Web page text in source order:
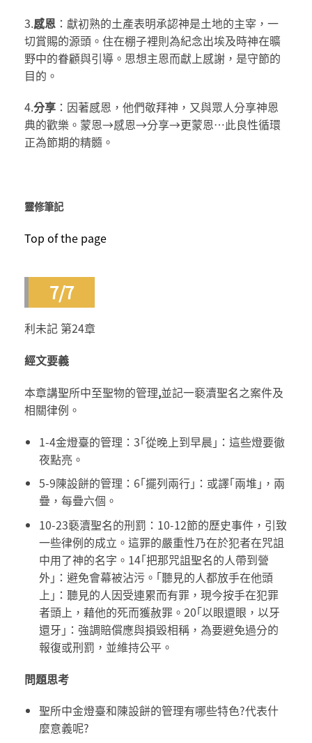
3.感恩 ：獻初熟的土產表明承認神是土地的主宰，一
切賞賜的源頭。住在棚子裡則為紀念出埃及時神在曠
野中的眷顧與引導。思想主恩而獻上感謝，是守節的
目的。
4.分享 ：因著感恩，他們敬拜神，又與眾人分享神恩
典的歡樂。蒙恩→感恩→分享→更蒙恩…此良性循環
正為節期的精髓。
靈修筆記
Top of the page
7/7
利未記 第24章
經文要義
本章講聖所中至聖物的管理,並記一褻瀆聖名之案件及
相關律例。
1-4金燈臺的管理：3｢從晚上到早晨｣：這些燈要徹
夜點亮。
5-9陳設餅的管理：6｢擺列兩行｣：或譯｢兩堆｣，兩
疊，每疊六個。
10-23褻瀆聖名的刑罰：10-12節的歷史事件，引致
一些律例的成立。這罪的嚴重性乃在於犯者在咒詛
中用了神的名字。14｢把那咒詛聖名的人帶到營
外｣：避免會幕被沾污。｢聽見的人都放手在他頭
上｣：聽見的人因受連累而有罪，現今按手在犯罪
者頭上，藉他的死而獲赦罪。20｢以眼還眼，以牙
還牙｣：強調賠償應與損毀相稱，為要避免過分的
報復或刑罰，並維持公平。
問題思考
聖所中金燈臺和陳設餅的管理有哪些特色?代表什
麼意義呢?